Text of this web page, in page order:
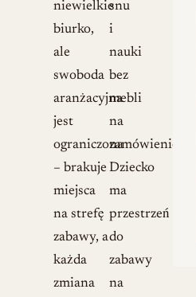
niewielkie
biurko,
ale
swoboda
aranżacyjna
jest
ograniczona
– brakuje
miejsca
na strefę
zabawy, a
każda
zmiana
snu
i
nauki
bez
mebli
na
zamówienie.
Dziecko
ma
przestrzeń
do
zabawy
na